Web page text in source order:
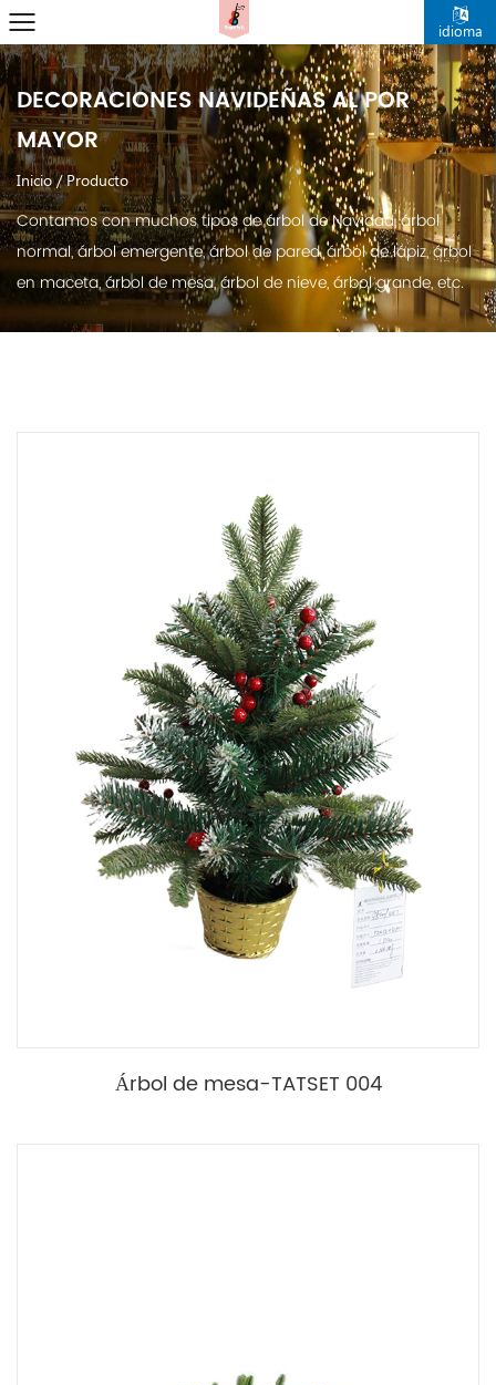
idioma
DECORACIONES NAVIDEÑAS AL POR
MAYOR
Inicio/Producto
Contamos con muchos tipos de árbol de Navidad, árbol
normal, árbol emergente, árbol de pared, árbol de lápiz, árbol
en maceta, árbol de mesa, árbol de nieve, árbol grande, etc.
Árbol de mesa-TATSET 004